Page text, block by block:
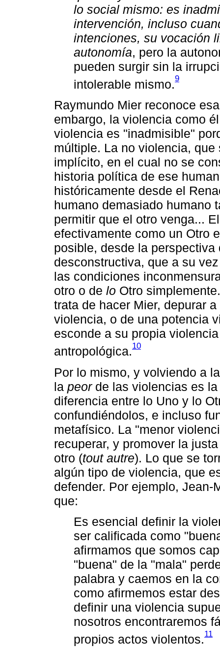
lo social mismo: es
intervención, incluso
intenciones, su vocación
autonomía, pero la
pueden surgir sin la
intolerable mismo.9
Raymundo Mier reconoce
embargo, la violencia como
violencia es "inadmisible"
múltiple. La no violencia,
implícito, en el cual no se
historia política de ese
históricamente desde el
humano demasiado humano
permitir que el otro venga...
efectivamente como un Otro
posible, desde la
desconstructiva, que a su
las condiciones
otro o de lo Otro
trata de hacer Mier, depurar
violencia, o de una potencia
esconde a su propia
antropológica.10
Por lo mismo, y volviendo a
la peorde las violencias es la
diferencia entre lo Uno y lo
confundiéndolos, e incluso
metafísico. La "menor
recuperar, y promover la
otro (tout autre). Lo que se
algún tipo de violencia, que
defender. Por ejemplo,
que:
Es esencial definir la
ser calificada como
afirmamos que somos
"buena" de la "mala"
palabra y caemos en la
como afirmemos estar
definir una violencia
nosotros encontraremos
propios actos violentos.11